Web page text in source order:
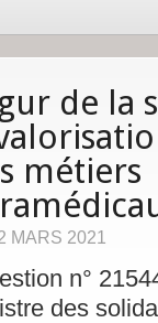
de la
métiers
MARS 2021
n°
des